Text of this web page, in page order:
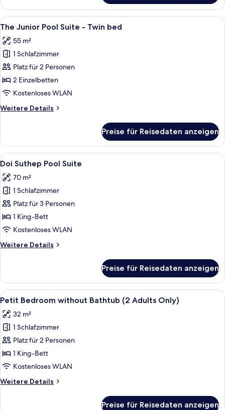
Bodhi
Pool
Suite
Twin
bed
Alle
Fotos
für
The
Junior
Pool
Suite
Twin
Ein modernes Badezimmer mit
9
The Junior Pool Suite - Twin bed
55 m²
1 Schlafzimmer
Platz für 2 Personen
2 Einzelbetten
Kostenloses WLAN
Weitere Details
Weitere
Junior
Pool
Suite
Twin
bed
Preise für Reisedaten anzeigen
Alle
Fotos
für
Doi
Suthep
Pool
Suite
Ein luxuriöses Zimmer mit großem
6
Doi Suthep Pool Suite
70 m²
1 Schlafzimmer
Platz für 3 Personen
1 King-Bett
Kostenloses WLAN
Weitere Details
Weitere
Suthep
Pool
Suite
Preise für Reisedaten anzeigen
Alle
Fotos
für
Petit
Bedroom
without
Bathtub
Adults
Ein Hotelzimmer mit einem großen
4
Petit Bedroom without Bathtub (2 Adults Only)
32 m²
1 Schlafzimmer
Platz für 2 Personen
1 King-Bett
Kostenloses WLAN
Weitere Details
Weitere
Preise für Reisedaten anzeigen